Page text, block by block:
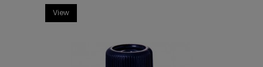
View